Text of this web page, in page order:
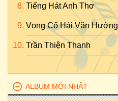
Tiếng Hát Anh Thơ
Vọng Cổ Hài Văn Hường
Trần Thiện Thanh
ALBUM MỚI NHẤT